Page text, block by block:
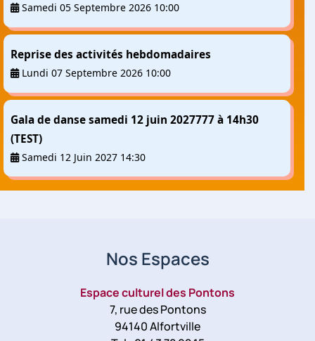
Samedi 05 Septembre 2026 10:00
Reprise des activités hebdomadaires
Lundi 07 Septembre 2026 10:00
Gala de danse samedi 12 juin 2027777 à 14h30
(TEST)
Samedi 12 Juin 2027 14:30
Nos Espaces
Espace culturel des Pontons
7, rue des Pontons
94140 Alfortville